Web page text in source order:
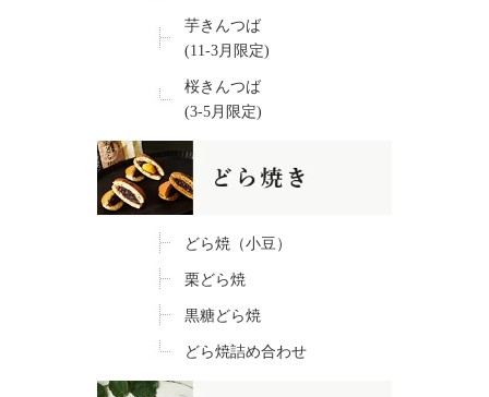
芋きんつば
(11-3月限定)
桜きんつば
(3-5月限定)
どら焼（小豆）
栗どら焼
黒糖どら焼
どら焼詰め合わせ